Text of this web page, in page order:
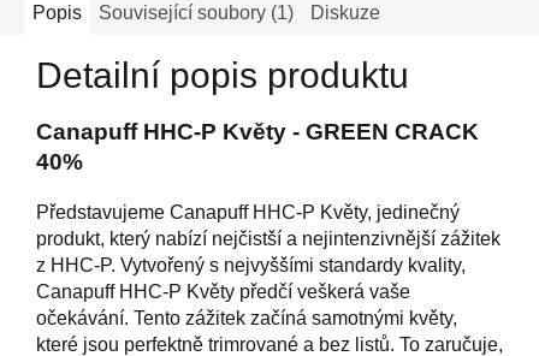
Popis Související soubory (1) Diskuze
Detailní popis produktu
Canapuff HHC-P Květy - GREEN CRACK
40%
Představujeme Canapuff HHC-P Květy, jedinečný
produkt, který nabízí nejčistší a nejintenzivnější zážitek
z HHC-P. Vytvořený s nejvyššími standardy kvality,
Canapuff HHC-P Květy předčí veškerá vaše
očekávání. Tento zážitek začíná samotnými květy,
které jsou perfektně trimrované a bez listů. To zaručuje,